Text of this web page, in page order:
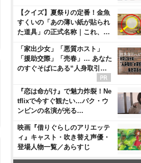
【クイズ】夏祭りの定番！金魚
すくいの「あの薄い紙が貼られ
た道具」の正式名称｜これ、…
「家出少女」「悪質ホスト」
「援助交際」「売春」… あなた
のすぐそばにある“人身取引…
『恋は命がけ』で魅力炸裂！Ne
tflixで今すぐ観たい…パク・ウ
ンビンの名演が光る…
映画『借りぐらしのアリエッテ
ィ』キャスト・吹き替え声優・
登場人物一覧／あらすじ